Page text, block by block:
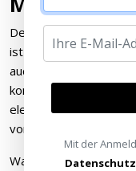
Der UDP800 MKII
ist eine
audiophilen
kombiniert eine
eleganten
von Musik im
Was bedeutet "Roon
Mit der